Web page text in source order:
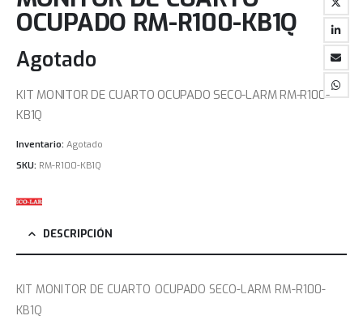
OCUPADO RM-R100-KB1Q
Agotado
KIT MONITOR DE CUARTO OCUPADO SECO-LARM RM-R100-
KB1Q
Inventario: Agotado
SKU: RM-R100-KB1Q
DESCRIPCIÓN
KIT MONITOR DE CUARTO OCUPADO SECO-LARM RM-R100-
KB1Q